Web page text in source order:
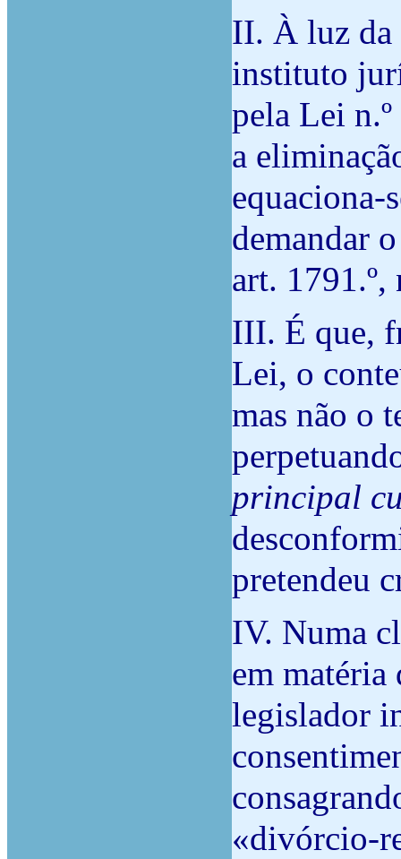
II. À luz da
instituto
pela Lei
a
equaciona-
demandar
art.
III. É que,
Lei, o
mas não o
principal
pretendeu
IV. Numa
em
legislador
«divórcio-